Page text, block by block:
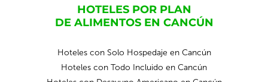
HOTELES POR PLAN
DE ALIMENTOS EN CANCÚN
Hoteles con Solo Hospedaje en Cancún
Hoteles con Todo Incluido en Cancún